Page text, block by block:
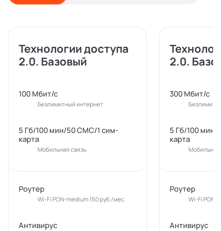
Технологии доступа
2.0. Базовый
100 Мбит/с
Безлимитный интернет
5 Гб/100 мин/50 СМС/1 сим-
карта
Мобильная связь
Роутер
Wi-Fi PON-medium 150 руб./мес.
Антивирус
2.0.
300 Мбит/с
5 Гб/100
карта
Мобильная
Роутер
Wi-Fi PON-
Антивирус